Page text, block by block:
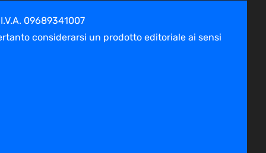
09689341007
considerarsi un prodotto editoriale ai sensi